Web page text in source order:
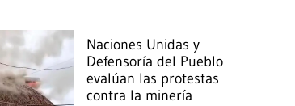
Naciones Unidas y
Defensoría del Pueblo
evalúan las protestas
contra la minería